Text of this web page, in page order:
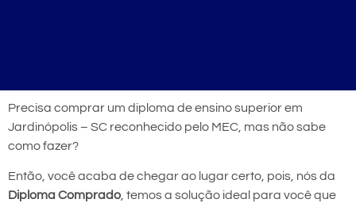
Precisa comprar um diploma de ensino superior em
Jardinópolis – SC reconhecido pelo MEC, mas não sabe
como fazer?
Então, você acaba de chegar ao lugar certo, pois, nós da
Diploma Comprado, temos a solução ideal para você que